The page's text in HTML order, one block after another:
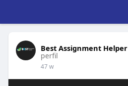
Best Assignment Helper
perfil
47 w